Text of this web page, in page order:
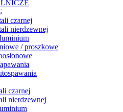
czarnej
nierdzewnej
/ proszkowe
czarnej
nierdzewnej